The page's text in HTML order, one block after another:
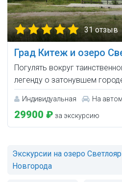
31 отзыв
Град Китеж и озеро
Погулять вокруг
легенду о затонувшем
Индивидуальная На
29900 ₽ за экскурсию
Экскурсии на озеро
Новгорода